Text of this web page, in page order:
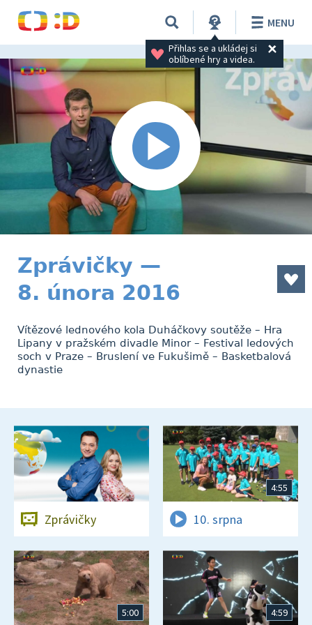
Přihlas se a ukládej si
oblíbené hry a videa.
MENU
Zprávičky —
8. února 2016
Vítězové lednového kola Duháčkovy soutěže – Hra
Lipany v pražském divadle Minor – Festival ledových
soch v Praze – Bruslení ve Fukušimě – Basketbalová
dynastie
Zprávičky
4:55
10. srpna
5:00 4:59